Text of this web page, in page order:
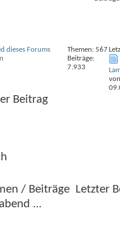
dieses Forums
Themen: 567
Beiträge:
7.933
Beitrag
/ Beiträge
Letzter
...